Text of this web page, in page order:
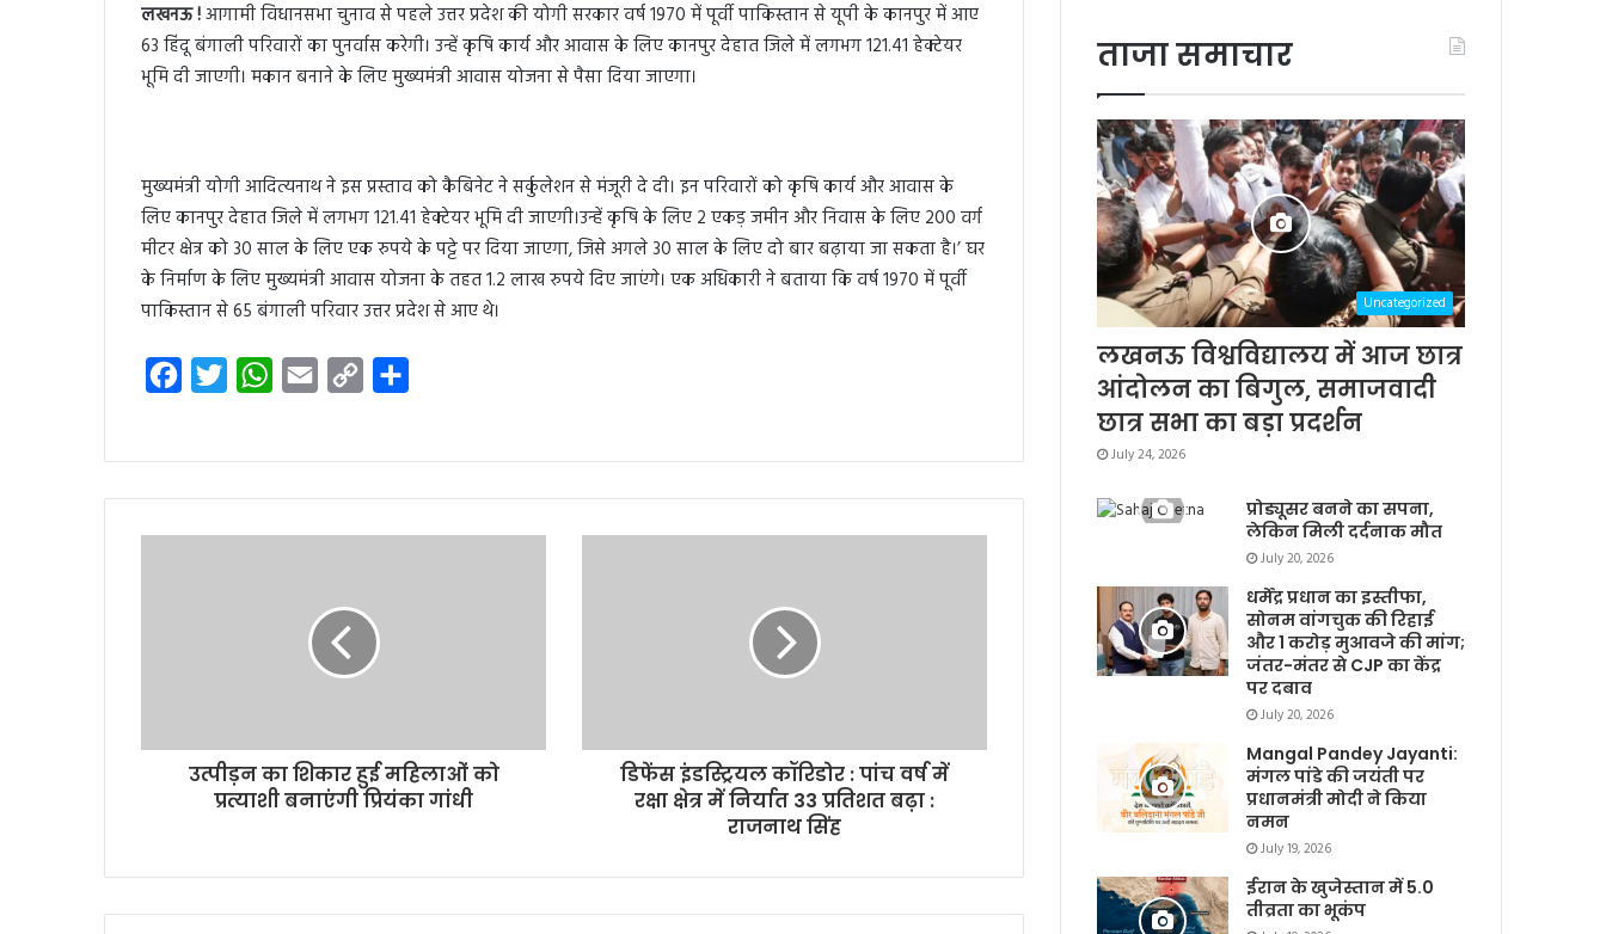
लखनऊ !आगामी विधानसभा चुनाव से पहले उत्तर प्रदेश की योगी सरकार वर्ष 1970 में पूर्वी पाकिस्तान से यूपी के कानपुर में आए
63 हिंदू बंगाली परिवारों का पुनर्वास करेगी। उन्हें कृषि कार्य और आवास के लिए कानपुर देहात जिले में लगभग 121.41 हेक्टेयर
भूमि दी जाएगी। मकान बनाने के लिए मुख्यमंत्री आवास योजना से पैसा दिया जाएगा।
मुख्यमंत्री योगी आदित्यनाथ ने इस प्रस्ताव को कैबिनेट ने सर्कुलेशन से मंजूरी दे दी। इन परिवारों को कृषि कार्य और आवास के
लिए कानपुर देहात जिले में लगभग 121.41 हेक्टेयर भूमि दी जाएगी।उन्हें कृषि के लिए 2 एकड़ जमीन और निवास के लिए 200 वर्ग
मीटर क्षेत्र को 30 साल के लिए एक रुपये के पट्टे पर दिया जाएगा, जिसे अगले 30 साल के लिए दो बार बढ़ाया जा सकता है।’ घर
के निर्माण के लिए मुख्यमंत्री आवास योजना के तहत 1.2 लाख रुपये दिए जाएंगे। एक अधिकारी ने बताया कि वर्ष 1970 में पूर्वी
पाकिस्तान से 65 बंगाली परिवार उत्तर प्रदेश से आए थे।
W
k
उत्पीड़न का शिकार हुई महिलाओं को
प्रत्याशी बनाएंगी प्रियंका गांधी
डिफेंस इंडस्ट्रियल कॉरिडोर : पांच वर्ष में
रक्षा क्षेत्र में निर्यात 33 प्रतिशत बढ़ा :
राजनाथ सिंह
ताजा समाचार
Uncategorized
लखनऊ विश्वविद्यालय में आज छात्र
आंदोलन का बिगुल, समाजवादी
छात्र सभा का बड़ा प्रदर्शन
July 24, 2026
प्रोड्यूसर बनने का सपना,
लेकिन मिली दर्दनाक मौत
July 20, 2026
धर्मेंद्र प्रधान का इस्तीफा,
सोनम वांगचुक की रिहाई
और 1 करोड़ मुआवजे की मांग;
जंतर-मंतर से CJP का केंद्र
पर दबाव
July 20, 2026
Mangal Pandey Jayanti:
मंगल पांडे की जयंती पर
प्रधानमंत्री मोदी ने किया
नमन
July 19, 2026
ईरान के खुजेस्तान में 5.0
तीव्रता का भूकंप